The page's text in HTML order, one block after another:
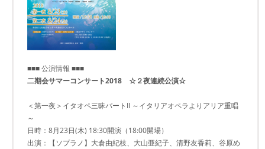
■■■ 公演情報 ■■■
二期会サマーコンサート2018 ☆２夜連続公演☆
＜第一夜＞イタオペ三昧パートII ～イタリアオペラよりアリア重唱
～
日時：8月23日(木) 18:30開演（18:00開場）
出演：【ソプラノ】大倉由紀枝、大山亜紀子、清野友香莉、谷原め